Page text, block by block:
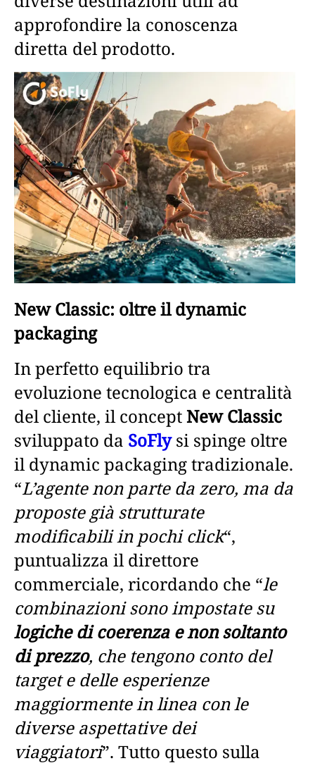
approfondire la conoscenza
diretta del prodotto.
New Classic: oltre il dynamic
packaging
In perfetto equilibrio tra
evoluzione tecnologica e centralità
del cliente, il conceptNew Classic
sviluppato da SoFly si spinge oltre
il dynamic packaging tradizionale.
“L’agente non parte da zero, ma da
proposte già strutturate
modificabili in pochi click“,
puntualizza il direttore
commerciale, ricordando che “le
combinazioni sono impostate su
logiche di coerenza e non soltanto
di prezzo, che tengono conto del
target e delle esperienze
maggiormente in linea con le
diverse aspettative dei
viaggiatori”. Tutto questo sulla